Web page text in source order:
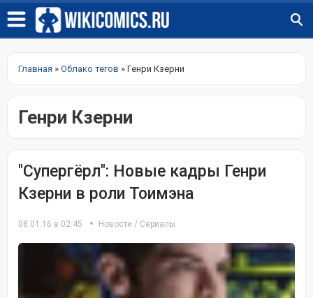
Главная » Облако тегов » Генри Кзерни
Генри Кзерни
"Супергёрл": Новые кадры Генри
Кзерни в роли Тоимэна
08.01.16 в 02:45 Новости / Сериалы